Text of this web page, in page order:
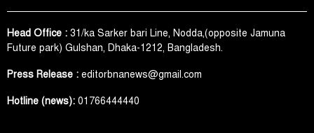
Head Office : 31/ka Sarker bari Line, Nodda,(opposite Jamuna
Future park) Gulshan, Dhaka-1212, Bangladesh.
Press Release : editorbnanews@gmail.com
Hotline (news): 01766444440